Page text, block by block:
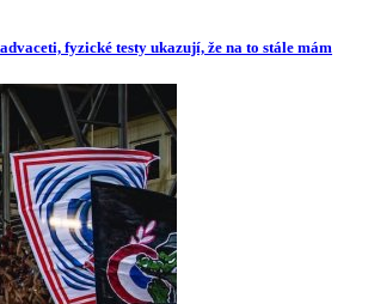
fyzické testy ukazují, že na to stále mám